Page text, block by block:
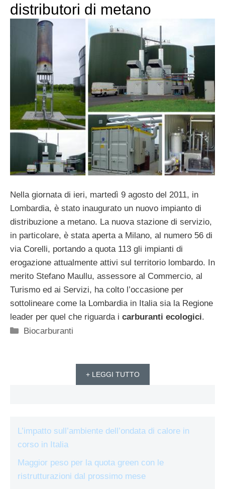
distributori di metano
Nella giornata di ieri, martedì 9 agosto del 2011, in
Lombardia, è stato inaugurato un nuovo impianto di
distribuzione a metano. La nuova stazione di servizio,
in particolare, è stata aperta a Milano, al numero 56 di
via Corelli, portando a quota 113 gli impianti di
erogazione attualmente attivi sul territorio lombardo. In
merito Stefano Maullu, assessore al Commercio, al
Turismo ed ai Servizi, ha colto l’occasione per
sottolineare come la Lombardia in Italia sia la Regione
leader per quel che riguarda i carburanti ecologici.
Categorie
Biocarburanti
+ LEGGI TUTTO
L’impatto sull’ambiente dell’ondata di calore in
corso in Italia
Maggior peso per la quota green con le
ristrutturazioni dal prossimo mese